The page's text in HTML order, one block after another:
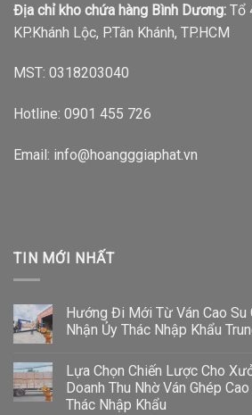
Địa chỉ kho chứa hàng Bình Dương: Tổ
KP.Khánh Lộc, P.Tân Khánh, TP.HCM
MST: 0318203040
Hotline: 0901 455 726
Email: info@hoangggiaphat.vn
TIN MỚI NHẤT
Hướng Đi Mới Từ Ván Cao Su
Nhận Ủy Thác Nhập Khẩu
Lựa Chọn Chiến Lược Cho
Doanh Thu Nhờ Ván Ghép
Thác Nhập Khẩu